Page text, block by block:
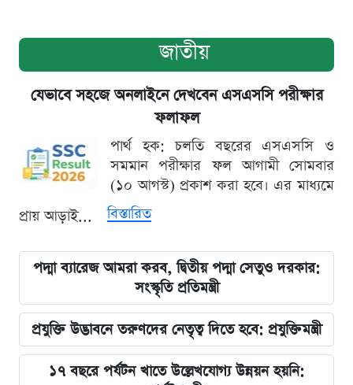
জাতীয়
যেভাবে সহজে অনলাইনে দেখবেন এসএসসি পরীক্ষার
ফলাফল
পার্থ হক: চলতি বছরের এসএসসি ও
সমমান পরীক্ষার ফল আগামী সোমবার
(১০ আগস্ট) প্রকাশ করা হবে। এর মাধ্যমে
প্রায় আড়াই...
বিস্তারিত
পদ্মা ব্যারেজ আমরা করব, দ্বিতীয় পদ্মা সেতুও দরকার:
সংস্কৃতি প্রতিমন্ত্রী
প্রযুক্তি উদ্ভাবনে তরুণদের নেতৃত্ব দিতে হবে: প্রযুক্তিমন্ত্রী
১৭ বছরে পর্যটন খাতে উল্লেখযোগ্য উন্নয়ন হয়নি: